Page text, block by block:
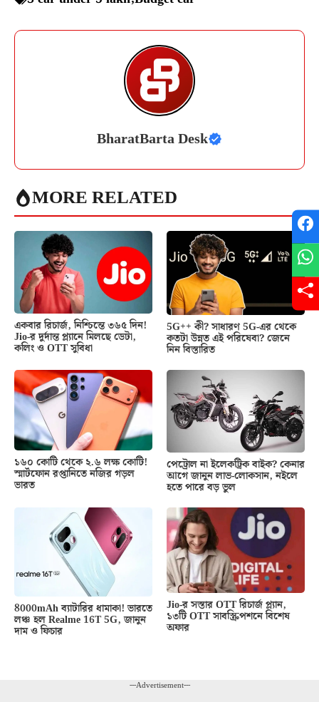
BharatBarta Desk
MORE RELATED
একবার রিচার্জ, নিশ্চিন্তে ৩৬৫ দিন!
Jio-র দুর্দান্ত প্ল্যানে মিলছে ডেটা,
কলিং ও OTT সুবিধা
5G++ কী? সাধারণ 5G-এর থেকে
কতটা উন্নত এই পরিষেবা? জেনে
নিন বিস্তারিত
১৬০ কোটি থেকে ২.৬ লক্ষ কোটি!
স্মার্টফোন রপ্তানিতে নজির গড়ল
ভারত
পেট্রোল না ইলেকট্রিক বাইক? কেনার
আগে জানুন লাভ-লোকসান, নইলে
হতে পারে বড় ভুল
8000mAh ব্যাটারির ধামাকা! ভারতে
লঞ্চ হল Realme 16T 5G, জানুন
দাম ও ফিচার
Jio-র সস্তার OTT রিচার্জ প্ল্যান,
১৩টি OTT সাবস্ক্রিপশনে বিশেষ
অফার
---Advertisement---